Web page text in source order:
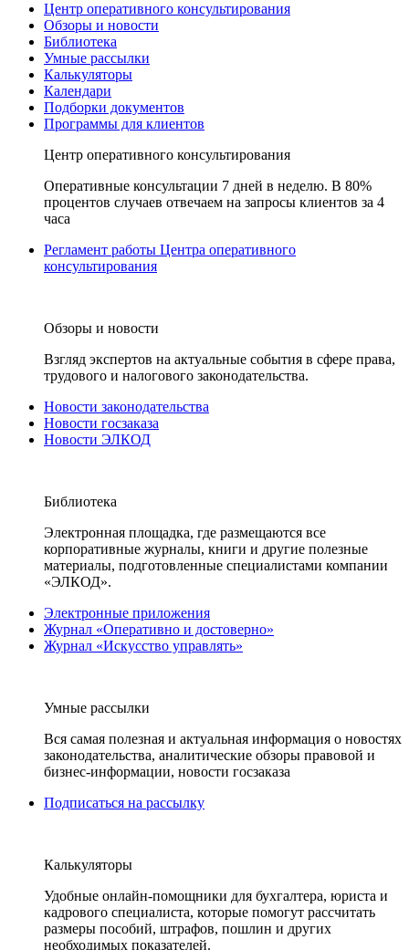
Центр оперативного консультирования
Обзоры и новости
Библиотека
Умные рассылки
Калькуляторы
Календари
Подборки документов
Программы для клиентов
Центр оперативного консультирования
Оперативные консультации 7 дней в неделю. В 80%
процентов случаев отвечаем на запросы клиентов за 4
часа
Регламент работы Центра оперативного
консультирования
Обзоры и новости
Взгляд экспертов на актуальные события в сфере права,
трудового и налогового законодательства.
Новости законодательства
Новости госзаказа
Новости ЭЛКОД
Библиотека
Электронная площадка, где размещаются все
корпоративные журналы, книги и другие полезные
материалы, подготовленные специалистами компании
«ЭЛКОД».
Электронные приложения
Журнал «Оперативно и достоверно»
Журнал «Искусство управлять»
Умные рассылки
Вся самая полезная и актуальная информация о новостях
законодательства, аналитические обзоры правовой и
бизнес-информации, новости госзаказа
Подписаться на рассылку
Калькуляторы
Удобные онлайн-помощники для бухгалтера, юриста и
кадрового специалиста, которые помогут рассчитать
размеры пособий, штрафов, пошлин и других
необходимых показателей.